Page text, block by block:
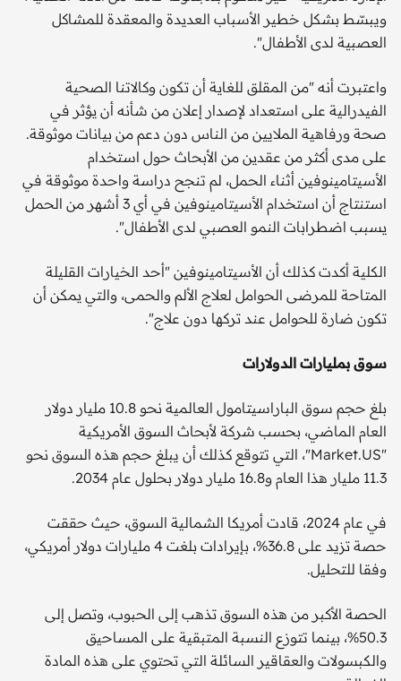
ويبسّط بشكل خطير الأسباب العديدة والمعقدة للمشاكل
العصبية لدى الأطفال".
واعتبرت أنه "من المقلق للغاية أن تكون وكالاتنا الصحية
الفيدرالية على استعداد لإصدار إعلان من شأنه أن يؤثر في
صحة ورفاهية الملايين من الناس دون دعم من بيانات موثوقة.
على مدى أكثر من عقدين من الأبحاث حول استخدام
الأسيتامينوفين أثناء الحمل، لم تنجح دراسة واحدة موثوقة في
استنتاج أن استخدام الأسيتامينوفين في أي 3 أشهر من الحمل
يسبب اضطرابات النمو العصبي لدى الأطفال".
الكلية أكدت كذلك أن الأسيتامينوفين "أحد الخيارات القليلة
المتاحة للمرضى الحوامل لعلاج الألم والحمى، والتي يمكن أن
تكون ضارة للحوامل عند تركها دون علاج".
سوق بمليارات الدولارات
بلغ حجم سوق الباراسيتامول العالمية نحو 10.8 مليار دولار
العام الماضي، بحسب شركة لأبحاث السوق الأمريكية
"Market.US"، التي تتوقع كذلك أن يبلغ حجم هذه السوق نحو
11.3 مليار هذا العام و16.8 مليار دولار بحلول عام 2034.
في عام 2024، قادت أمريكا الشمالية السوق، حيث حققت
حصة تزيد على 36.8%، بإيرادات بلغت 4 مليارات دولار أمريكي،
وفقا للتحليل.
الحصة الأكبر من هذه السوق تذهب إلى الحبوب، وتصل إلى
50.3%، بينما تتوزع النسبة المتبقية على المساحيق
والكبسولات والعقاقير السائلة التي تحتوي على هذه المادة